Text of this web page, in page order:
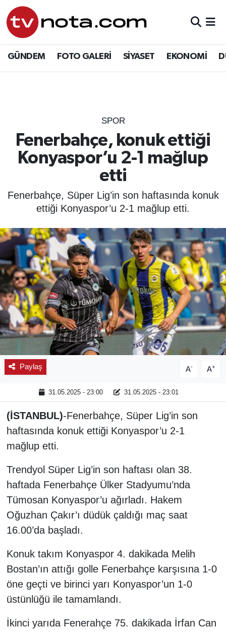
GÜNDEM FOTO GALERİ SİYASET EKONOMİ
SPOR
Fenerbahçe, konuk ettiği
Konyaspor’u 2-1 mağlup
etti
Fenerbahçe, Süper Lig’in son haftasında konuk
ettiği Konyaspor’u 2-1 mağlup etti.
Paylaş A- A+
31.05.2025 - 23:00 31.05.2025 - 23:01
(İSTANBUL)-Fenerbahçe, Süper Lig’in son
haftasında konuk ettiği Konyaspor’u 2-1
mağlup etti.
Trendyol Süper Lig’in son haftası olan 38.
haftada Fenerbahçe Ülker Stadyumu’nda
Tümosan Konyaspor’u ağırladı. Hakem
Oğuzhan Çakır’ı düdük çaldığı maç saat
16.00’da başladı.
Konuk takım Konyaspor 4. dakikada Melih
Bostan’ın attığı golle Fenerbahçe karşısına 1-0
öne geçti ve birinci yarı Konyaspor’un 1-0
üstünlüğü ile tamamlandı.
İkinci yarıda Fenerahçe 75. dakikada İrfan Can
GÜNDEM
YURT
EĞİTİM
ÖZEL HABER
SPOR
ÇEVRE
YAŞAM
BİLİM - TEKNOLOJİ
KADIN
KÜLTÜR SANAT
MAGAZİN
Hava Durumu
Son Dakika Haberleri
Haber Arşivi